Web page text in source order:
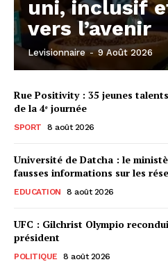
uni, inclusif
vers l’avenir
Levisionnaire - 9 Août 2026
Rue Positivity : 35 jeunes
de la 4ᵉ journée
SPORT 8 août 2026
Université de Datcha : le
fausses informations sur les
EDUCATION 8 août 2026
UFC : Gilchrist Olympio
président
POLITIQUE 8 août 2026